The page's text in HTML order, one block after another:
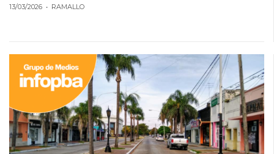
PAIS
ULTIMAS NOTICIAS
TEMAS DESTACADOS
TECNOLOGÍA
SERVICIOS
13/03/2026 • RAMALLO